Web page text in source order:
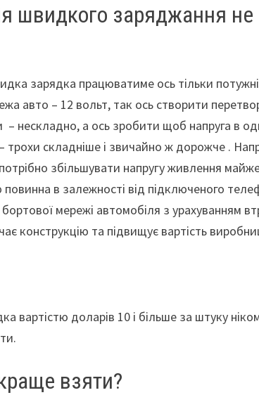
швидкого заряджання
зарядка працюватиме ось тільки
авто – 12 вольт, так ось створити
– нескладно, а ось зробити щоб напруга в
трохи складніше і звичайно ж дорожче .
збільшувати напругу живлення
в залежності від підключеного
мережі автомобіля з урахуванням
конструкцію та підвищує вартість
вартістю доларів 10 і більше за штуку
взяти?